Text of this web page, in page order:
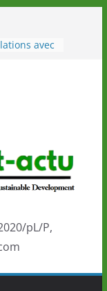
avec
tirage
sur
delà des
politique
de
pL/P,